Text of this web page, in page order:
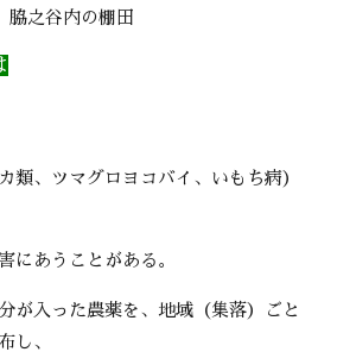
脇之谷内の棚田
類、ツマグロヨコバイ、いもち病）
にあうことがある。
が入った農薬を、地域（集落）ごと
し、